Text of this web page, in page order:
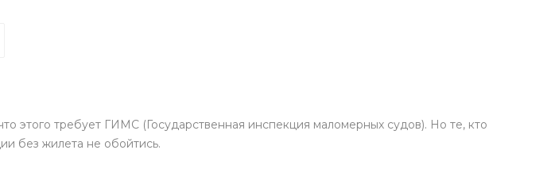
этого требует ГИМС (Государственная инспекция маломерных судов). Но те, кто
без жилета не обойтись.